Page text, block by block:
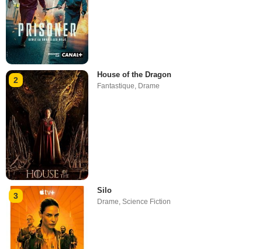
2
House of the Dragon
Fantastique Drame
3
Silo
Drame,Science Fiction